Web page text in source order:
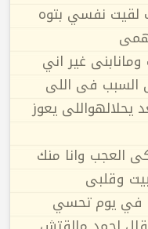
لقيت نفسي بتوه
غير اني
السبب فى اللى
يحلالهواللى يعوز
العجب وانا منك
وقلبى
في يوم تحسي